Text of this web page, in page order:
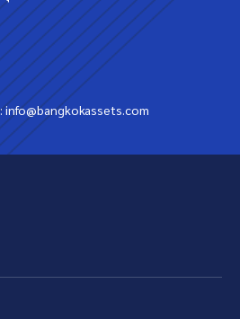
info@bangkokassets.com